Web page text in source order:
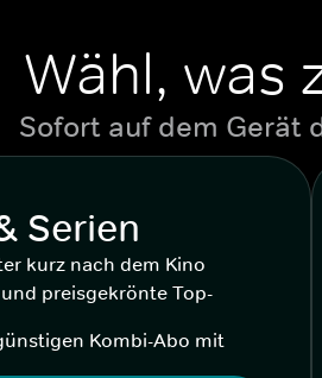
Wähl, was
Sofort auf dem Gerät
Serien
kurz nach dem Kino
preisgekrönte Top-
Kombi-Abo mit